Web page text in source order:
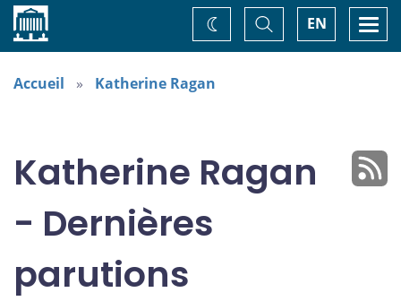
Accueil EN
Basculer
la
recherche
Changez
de
Accueil Katherine Ragan
Katherine Ragan
- Dernières
parutions